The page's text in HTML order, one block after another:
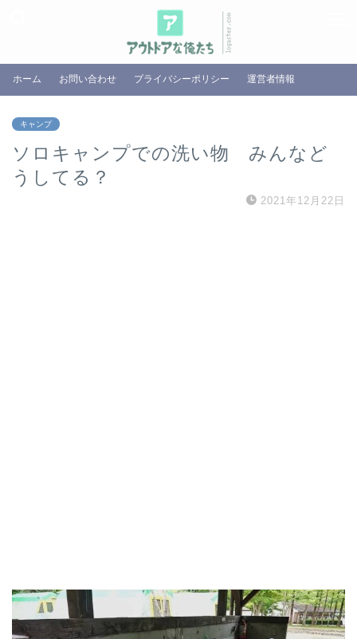
ホーム お問い合わせ プライバシーポリシー 運営者情報
キャンプ
ソロキャンプでの洗い物 みんなど
うしてる？
2021年12月22日